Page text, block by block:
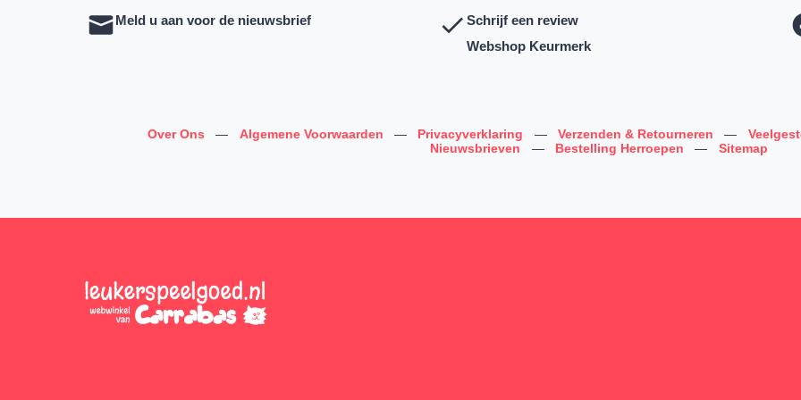
Meld u aan voor de nieuwsbrief
Schrijf een review
Webshop Keurmerk
Over Ons — Algemene Voorwaarden — Privacyverklaring — Verzenden & Retourneren —
Nieuwsbrieven
— Bestelling Herroepen — Sitemap